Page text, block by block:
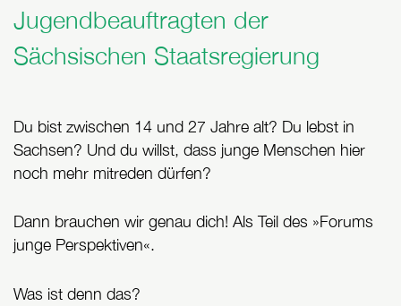
Jugendbeauftragten der
Sächsischen Staatsregierung
Du bist zwischen 14 und 27 Jahre alt? Du lebst in
Sachsen? Und du willst, dass junge Menschen hier
noch mehr mitreden dürfen?
Dann brauchen wir genau dich! Als Teil des »Forums
junge Perspektiven«.
Was ist denn das?